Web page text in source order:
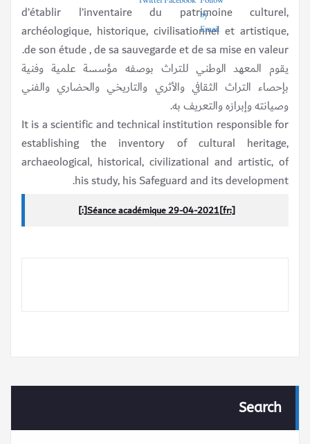
d’établir l’inventaire du patrimoine culturel,
archéologique, historique, civilisationnel et artistique,
de son étude , de sa sauvegarde et de sa mise en valeur.
يقوم المعهد الوطني للتراث بوصفه مؤسسة علمية وفنية
بإحصاء التراث الثقافي والأثري والتاريخي والحضاري والفني
وصيانته وإبرازه والتعريف به.
It is a scientific and technical institution responsible for
establishing the inventory of cultural heritage,
archaeological, historical, civilizational and artistic, of
his study, his Safeguard and its development.
[:fr]Séance académique 29-04-2021[:]
Search